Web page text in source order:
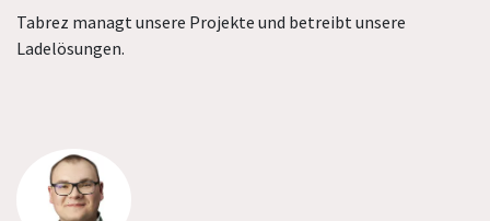
Tabrez managt unsere Projekte und betreibt unsere
Ladelösungen.